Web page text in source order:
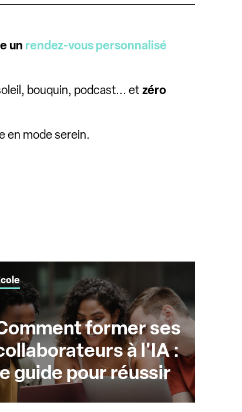
un rendez-vous personnalisé
bouquin, podcast... et zéro
en mode serein.
former ses
à l'IA :
guide pour réussir